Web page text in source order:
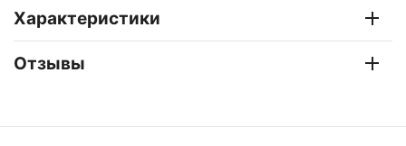
Характеристики
Отзывы